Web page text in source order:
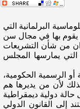
في مجال الدبلوماسية البرلمانية التي
يقوم بها في مجال سن
ان من شأن التشريعات
يمارسها المجلس
أو الرسمية الحكومية،
لأن من يديرها هم
دولية ديمقراطية
إلى القانون الدولي